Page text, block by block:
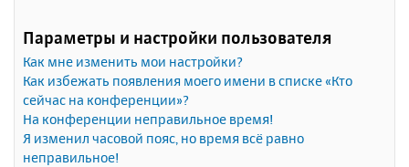
Параметры и настройки пользователя
Как мне изменить мои настройки?
Как избежать появления моего имени в списке «Кто
сейчас на конференции»?
На конференции неправильное время!
Я изменил часовой пояс, но время всё равно
неправильное!